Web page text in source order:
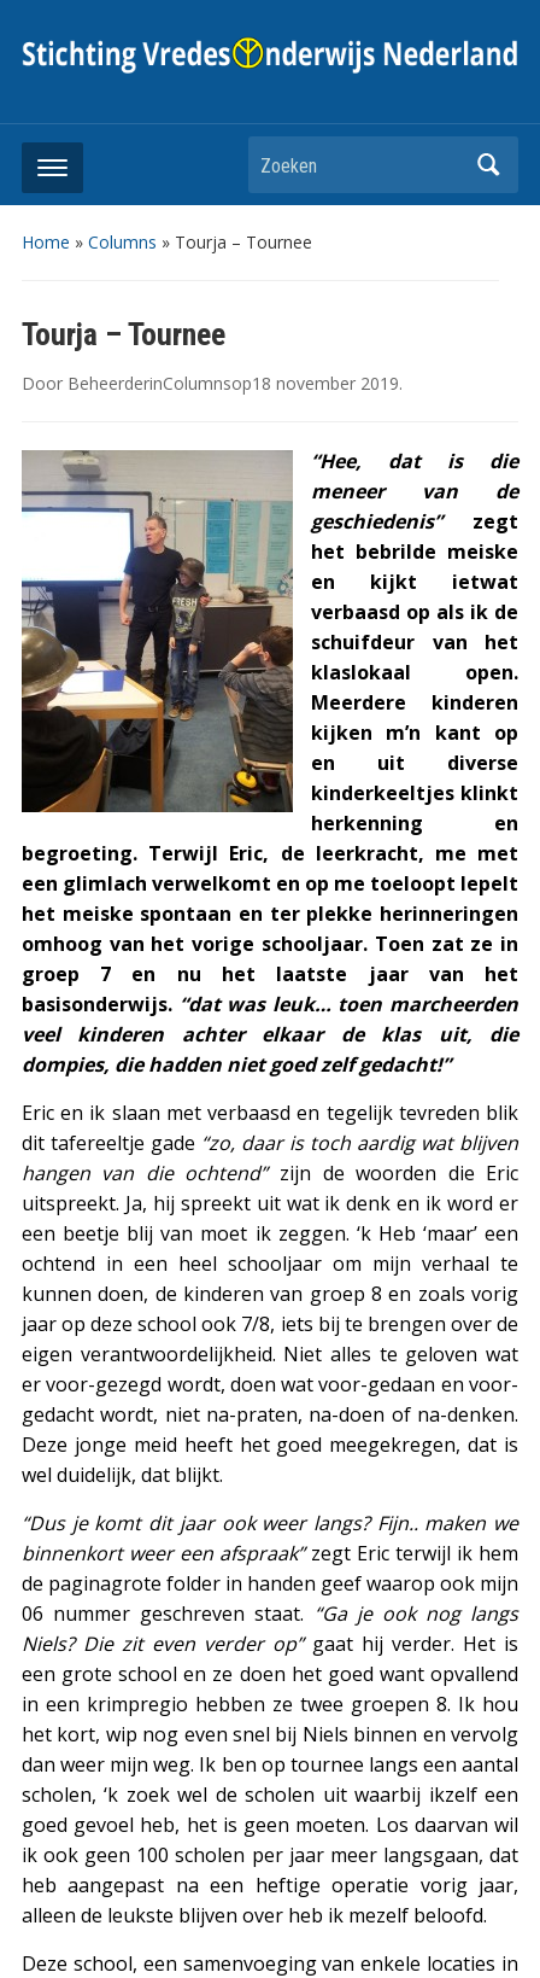
Zoeken
Home » Columns » Tourja – Tournee
Tourja – Tournee
Door BeheerderinColumnsop18 november 2019.
“Hee, dat is die
meneer van de
geschiedenis” zegt
het bebrilde meiske
en kijkt ietwat
verbaasd op als ik de
schuifdeur van het
klaslokaal open.
Meerdere kinderen
kijken m’n kant op
en uit diverse
kinderkeeltjes klinkt
herkenning en
begroeting. Terwijl Eric, de leerkracht, me met
een glimlach verwelkomt en op me toeloopt lepelt
het meiske spontaan en ter plekke herinneringen
omhoog van het vorige schooljaar. Toen zat ze in
groep 7 en nu het laatste jaar van het
basisonderwijs. “dat was leuk… toen marcheerden
veel kinderen achter elkaar de klas uit, die
dompies, die hadden niet goed zelf gedacht!”
Eric en ik slaan met verbaasd en tegelijk tevreden blik
dit tafereeltje gade “zo, daar is toch aardig wat blijven
hangen van die ochtend”zijn de woorden die Eric
uitspreekt. Ja, hij spreekt uit wat ik denk en ik word er
een beetje blij van moet ik zeggen. ‘k Heb ‘maar’ een
ochtend in een heel schooljaar om mijn verhaal te
kunnen doen, de kinderen van groep 8 en zoals vorig
jaar op deze school ook 7/8, iets bij te brengen over de
eigen verantwoordelijkheid. Niet alles te geloven wat
er voor-gezegd wordt, doen wat voor-gedaan en voor-
gedacht wordt, niet na-praten, na-doen of na-denken.
Deze jonge meid heeft het goed meegekregen, dat is
wel duidelijk, dat blijkt.
“Dus je komt dit jaar ook weer langs? Fijn.. maken we
binnenkort weer een afspraak”zegt Eric terwijl ik hem
de paginagrote folder in handen geef waarop ook mijn
06 nummer geschreven staat. “Ga je ook nog langs
Niels? Die zit even verder op”gaat hij verder. Het is
een grote school en ze doen het goed want opvallend
in een krimpregio hebben ze twee groepen 8. Ik hou
het kort, wip nog even snel bij Niels binnen en vervolg
dan weer mijn weg. Ik ben op tournee langs een aantal
scholen, ‘k zoek wel de scholen uit waarbij ikzelf een
goed gevoel heb, het is geen moeten. Los daarvan wil
ik ook geen 100 scholen per jaar meer langsgaan, dat
heb aangepast na een heftige operatie vorig jaar,
alleen de leukste blijven over heb ik mezelf beloofd.
Deze school, een samenvoeging van enkele locaties in